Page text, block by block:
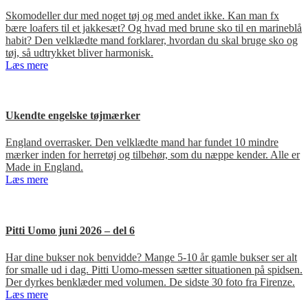
Skomodeller dur med noget tøj og med andet ikke. Kan man fx
bære loafers til et jakkesæt? Og hvad med brune sko til en marineblå
habit? Den velklædte mand forklarer, hvordan du skal bruge sko og
tøj, så udtrykket bliver harmonisk.
Læs mere
Ukendte engelske tøjmærker
England overrasker. Den velklædte mand har fundet 10 mindre
mærker inden for herretøj og tilbehør, som du næppe kender. Alle er
Made in England.
Læs mere
Pitti Uomo juni 2026 – del 6
Har dine bukser nok benvidde? Mange 5-10 år gamle bukser ser alt
for smalle ud i dag. Pitti Uomo-messen sætter situationen på spidsen.
Der dyrkes benklæder med volumen. De sidste 30 foto fra Firenze.
Læs mere